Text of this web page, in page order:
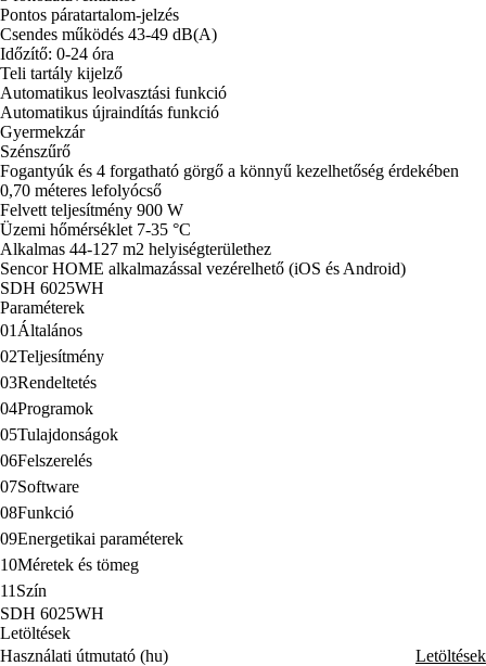
Pontos páratartalom-jelzés
Csendes működés 43-49 dB(A)
Időzítő: 0-24 óra
Teli tartály kijelző
Automatikus leolvasztási funkció
Automatikus újraindítás funkció
Gyermekzár
Szénszűrő
Fogantyúk és 4 forgatható görgő a könnyű kezelhetőség érdekében
0,70 méteres lefolyócső
Felvett teljesítmény 900 W
Üzemi hőmérséklet 7-35 °C
Alkalmas 44-127 m2 helyiségterülethez
Sencor HOME alkalmazással vezérelhető (iOS és Android)
SDH 6025WH
Paraméterek
01 Általános
02Teljesítmény
03Rendeltetés
04Programok
05Tulajdonságok
06Felszerelés
07Software
08Funkció
09Energetikai paraméterek
10Méretek és tömeg
11 Szín
SDH 6025WH
Letöltések
Használati útmutató (hu)
Letöltések